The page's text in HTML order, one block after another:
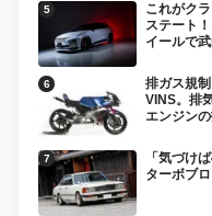
これがク
ステート
イールで
排ガス規
VINS。排
エンジン
「気づけ
ターボブ